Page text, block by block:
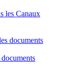
les Canaux